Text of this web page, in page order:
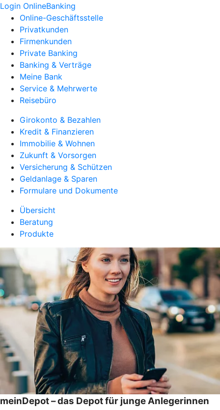
Login OnlineBanking
Online-Geschäftsstelle
Privatkunden
Firmenkunden
Private Banking
Banking & Verträge
Meine Bank
Service & Mehrwerte
Reisebüro
Girokonto & Bezahlen
Kredit & Finanzieren
Immobilie & Wohnen
Zukunft & Vorsorgen
Versicherung & Schützen
Geldanlage & Sparen
Formulare und Dokumente
Übersicht
Beratung
Produkte
meinDepot – das Depot für junge Anlegerinnen